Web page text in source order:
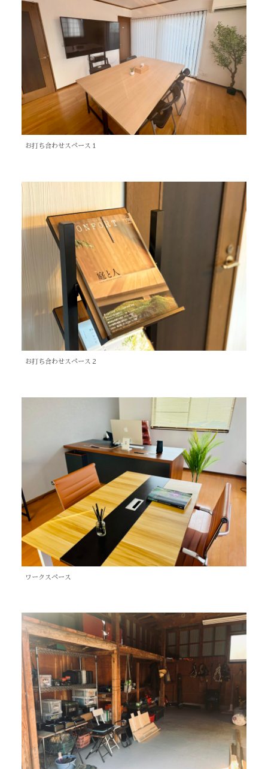
お打ち合わせスペース１
お打ち合わせスペース２
ワークスペース